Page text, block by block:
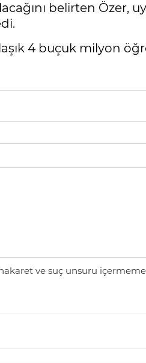
belirten Özer,
4 buçuk milyon
ve suç unsuru